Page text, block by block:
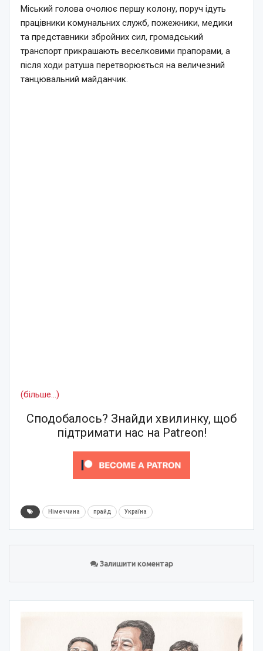
Міський голова очолює першу колону, поруч ідуть
працівники комунальних служб, пожежники, медики
та представники збройних сил, громадський
транспорт прикрашають веселковими прапорами, а
після ходи ратуша перетворюється на величезний
танцювальний майданчик.
(більше…)
Сподобалось? Знайди хвилинку, щоб
підтримати нас на Patreon!
Німеччина прайд Україна
Залишити коментар